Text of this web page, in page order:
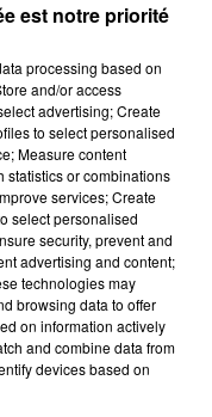
Can't Stop The
Feeling
est notre priorité
processing based on
and/or access
advertising; Create
to select personalised
Measure content
statistics or combinations
services; Create
select personalised
security, prevent and
advertising and content;
technologies may
browsing data to offer
on information actively
and combine data from
devices based on